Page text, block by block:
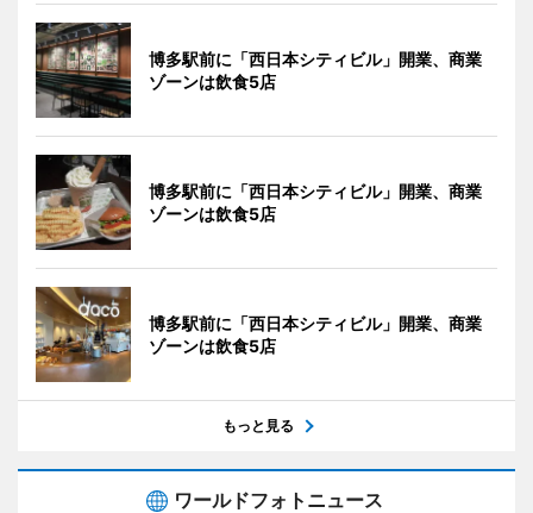
博多駅前に「西日本シティビル」開業、商業
ゾーンは飲食5店
博多駅前に「西日本シティビル」開業、商業
ゾーンは飲食5店
博多駅前に「西日本シティビル」開業、商業
ゾーンは飲食5店
もっと見る
ワールドフォトニュース